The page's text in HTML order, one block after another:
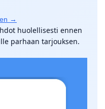
→
huolellisesti ennen
parhaan tarjouksen.